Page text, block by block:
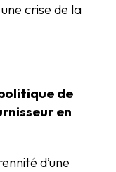
crise de la
de
en
d’une